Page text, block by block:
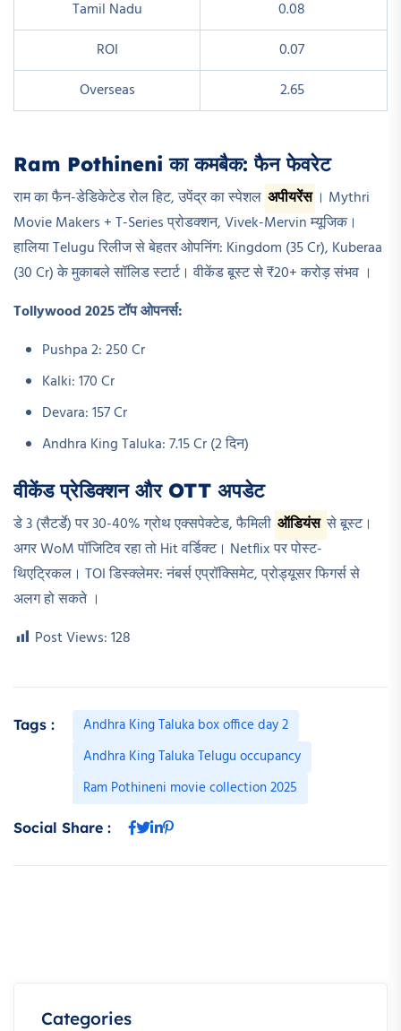
Tamil Nadu
0.08 ​
ROI
0.07 ​
Overseas
2.65 ​
Ram Pothineni का कमबैक: फैन फेवरेट
राम का फैन-डेडिकेटेड रोल हिट, उपेंद्र का स्पेशल अपीयरेंस । Mythri
Movie Makers + T-Series प्रोडक्शन, Vivek-Mervin म्यूजिक।
हालिया Telugu रिलीज से बेहतर ओपनिंग: Kingdom (35 Cr), Kuberaa
(30 Cr) के मुकाबले सॉलिड स्टार्ट। वीकेंड बूस्ट से ₹20+ करोड़ संभव ।​
Tollywood 2025 टॉप ओपनर्स:
Pushpa 2: 250 Cr
Kalki: 170 Cr
Devara: 157 Cr
Andhra King Taluka: 7.15 Cr (2 दिन)​
वीकेंड प्रेडिक्शन और OTT अपडेट
डे 3 (सैटर्डे) पर 30-40% ग्रोथ एक्सपेक्टेड, फैमिली ऑडियंस से बूस्ट।
अगर WoM पॉजिटिव रहा तो Hit वर्डिक्ट। Netflix पर पोस्ट-
थिएट्रिकल। TOI डिस्क्लेमर: नंबर्स एप्रॉक्सिमेट, प्रोड्यूसर फिगर्स से
अलग हो सकते ।
Post Views:128
Tags :
Andhra King Taluka box office day 2
Andhra King Taluka Telugu occupancy
Ram Pothineni movie collection 2025
Social Share :
Categories